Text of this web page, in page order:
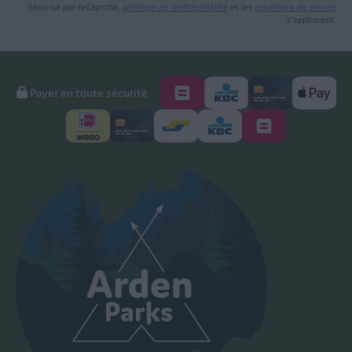
Sécurisé par reCaptcha, politique de confidentialité et les conditions de service
s'appliquent.
Payer en toute sécurité